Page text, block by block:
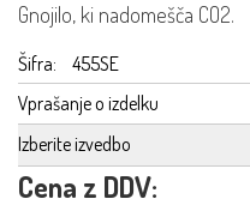
Gnojilo, ki nadomešča CO2.
Šifra:
455SE
Vprašanje o izdelku
Izberite izvedbo
Cena z DDV: